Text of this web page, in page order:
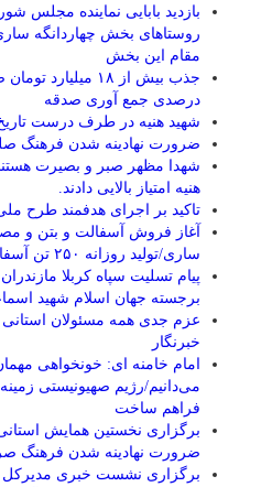
بازدید بابایی نماینده مجلس
مقام این بخش
درصدی جمع آوری صدقه
شهید هنیه در طرف درست تاریخ
ضرورت نهادینه شدن فرهنگ
شهدا مظهر صبر و بصیرت
هنیه امتیاز بالایی دادند.
تاکید بر اجرای هدفمند طرح
آغاز فروش آسفالت و بتن و
ساری/تولید روزانه ۲۵۰ تن آسفالت
پیام تسلیت سپاه کربلا
برجسته جهان اسلام شهید
عزم جدی همه مسئولان
خبرنگار
امام خامنه ای: خونخواهی
می‌دانیم/رژیم صهیونیستی
فراهم ساخت
برگزاری نخستین همایش
ضرورت نهادینه شدن فرهنگ
برگزاری نشست خبری مدیرکل